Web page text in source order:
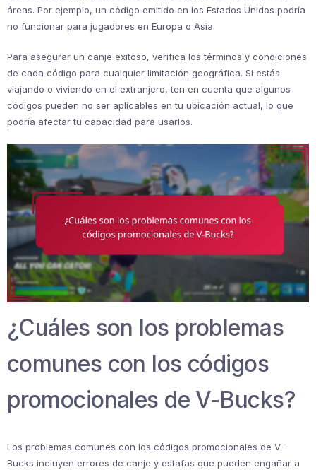
áreas. Por ejemplo, un código emitido en los Estados Unidos podría
no funcionar para jugadores en Europa o Asia.
Para asegurar un canje exitoso, verifica los términos y condiciones
de cada código para cualquier limitación geográfica. Si estás
viajando o viviendo en el extranjero, ten en cuenta que algunos
códigos pueden no ser aplicables en tu ubicación actual, lo que
podría afectar tu capacidad para usarlos.
¿Cuáles son los problemas
comunes con los códigos
promocionales de V-Bucks?
Los problemas comunes con los códigos promocionales de V-
Bucks incluyen errores de canje y estafas que pueden engañar a